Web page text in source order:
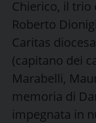
Chierico, il trio
Roberto
Caritas
(capitano dei
Marabelli,
memoria di
impegnata in